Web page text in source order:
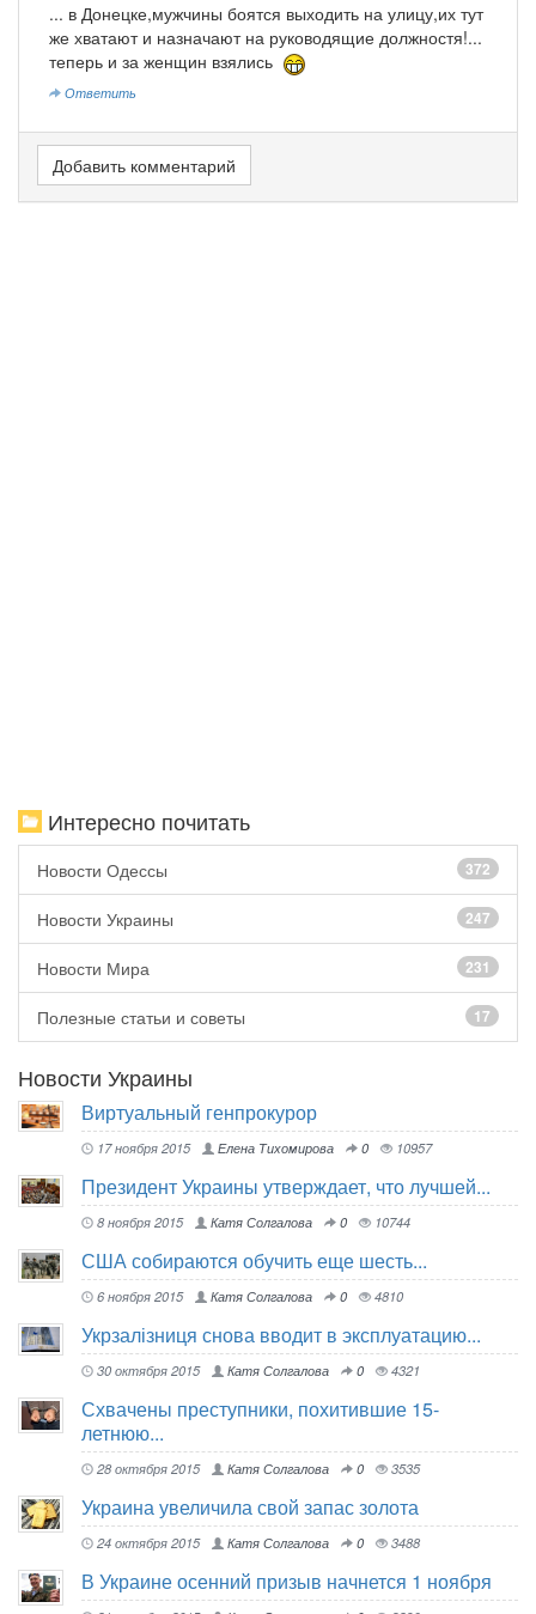
... в Донецке,мужчины боятся выходить на улицу,их тут
же хватают и назначают на руководящие должностя!...
теперь и за женщин взялись
Ответить
Добавить комментарий
Интересно почитать
Новости Одессы 372
Новости Украины 247
Новости Мира 231
Полезные статьи и советы 17
Новости Украины
Виртуальный генпрокурор
17 ноября 2015 Елена Тихомирова 0 10957
Президент Украины утверждает, что лучшей...
8 ноября 2015 Катя Солгалова 0 10744
США собираются обучить еще шесть...
6 ноября 2015 Катя Солгалова 0 4810
Укрзалізниця снова вводит в эксплуатацию...
30 октября 2015 Катя Солгалова 0 4321
Схвачены преступники, похитившие 15-
летнюю...
28 октября 2015 Катя Солгалова 0 3535
Украина увеличила свой запас золота
24 октября 2015 Катя Солгалова 0 3488
В Украине осенний призыв начнется 1 ноября